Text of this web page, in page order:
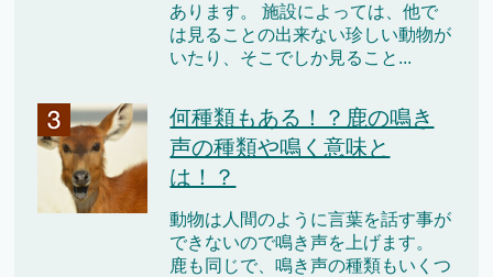
あります。 施設によっては、他で
は見ることの出来ない珍しい動物が
いたり、そこでしか見ること...
何種類もある！？鹿の鳴き
声の種類や鳴く意味と
は！？
動物は人間のように言葉を話す事が
できないので鳴き声を上げます。
鹿も同じで、鳴き声の種類もいくつ